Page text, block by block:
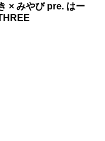
× みやび pre. はー